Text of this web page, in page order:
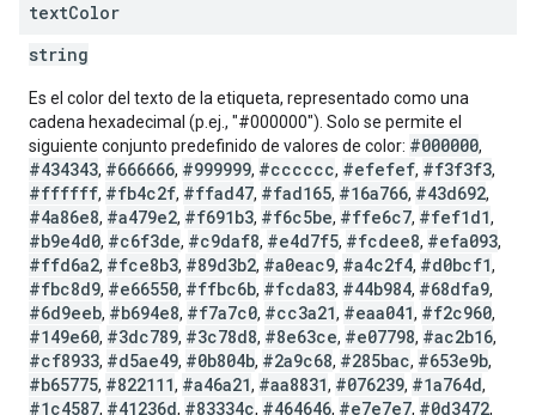
textColor
string
Es el color del texto de la etiqueta, representado como una
cadena hexadecimal (p.ej., "#000000"). Solo se permite el
siguiente conjunto predefinido de valores de color: #000000,
#434343, #666666, #999999, #cccccc, #efefef, #f3f3f3,
#ffffff, #fb4c2f, #ffad47, #fad165, #16a766, #43d692,
#4a86e8, #a479e2, #f691b3, #f6c5be, #ffe6c7, #fef1d1,
#b9e4d0, #c6f3de, #c9daf8, #e4d7f5, #fcdee8, #efa093,
#ffd6a2, #fce8b3, #89d3b2, #a0eac9, #a4c2f4, #d0bcf1,
#fbc8d9, #e66550, #ffbc6b, #fcda83, #44b984, #68dfa9,
#6d9eeb, #b694e8, #f7a7c0, #cc3a21, #eaa041, #f2c960,
#149e60, #3dc789, #3c78d8, #8e63ce, #e07798, #ac2b16,
#cf8933, #d5ae49, #0b804b, #2a9c68, #285bac, #653e9b,
#b65775, #822111, #a46a21, #aa8831, #076239, #1a764d,
#1c4587, #41236d, #83334c, #464646, #e7e7e7, #0d3472,